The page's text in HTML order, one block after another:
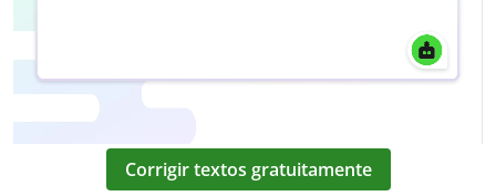
Corrigir textos gratuitamente